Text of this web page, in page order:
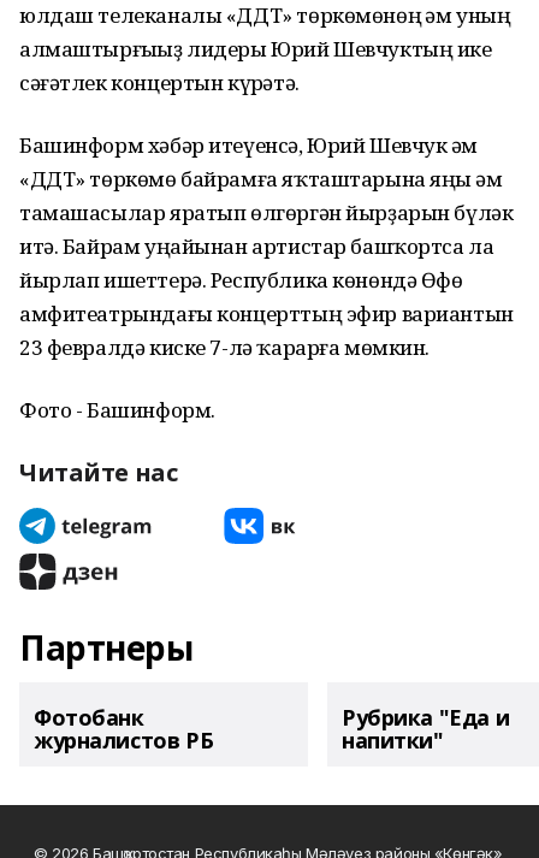
юлдаш телеканалы «ДДТ» төркөмөнөң һәм уның
алмаштырғыһыҙ лидеры Юрий Шевчуктың ике
сәғәтлек концертын күрһәтә.
Башинформ хәбәр итеүенсә, Юрий Шевчук һәм
«ДДТ» төркөмө байрамға яҡташтарына яңы һәм
тамашасылар яратып өлгөргән йырҙарын бүләк
итә. Байрам уңайынан артистар башҡортса ла
йырлап ишеттерә. Республика көнөндә Өфө
амфитеатрындағы концерттың эфир вариантын
23 февралдә киске 7-лә ҡарарға мөмкин.
Фото - Башинформ.
Читайте нас
Партнеры
Фотобанк
журналистов РБ
Рубрика "Еда и
напитки"
© 2026 Башҡортостан Республикаһы Мәләүез районы «Көнгәк»